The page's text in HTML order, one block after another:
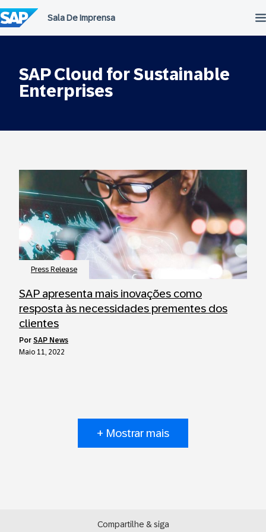
para
o
conteúdo
SAP Cloud for Sustainable
Enterprises
Press Release
SAP apresenta mais inovações como
resposta às necessidades prementes dos
clientes
por SAP News
Maio 11, 2022
+ Mostrar mais
Compartilhe & siga